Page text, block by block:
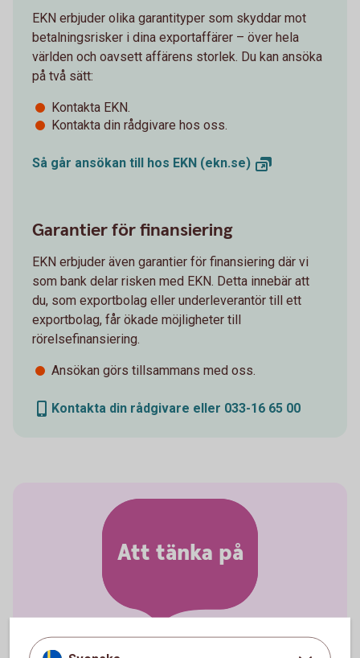
EKN erbjuder olika garantityper som skyddar mot
betalningsrisker i dina exportaffärer – över hela
världen och oavsett affärens storlek. Du kan ansöka
på två sätt:
Kontakta EKN.
Kontakta din rådgivare hos oss.
Så går ansökan till hos EKN (ekn.se)
Garantier för finansiering
EKN erbjuder även garantier för finansiering där vi
som bank delar risken med EKN. Detta innebär att
du, som exportbolag eller underleverantör till ett
exportbolag, får ökade möjligheter till
rörelsefinansiering.
Ansökan görs tillsammans med oss.
Kontakta din rådgivare eller 033-16 65 00
Att tänka på